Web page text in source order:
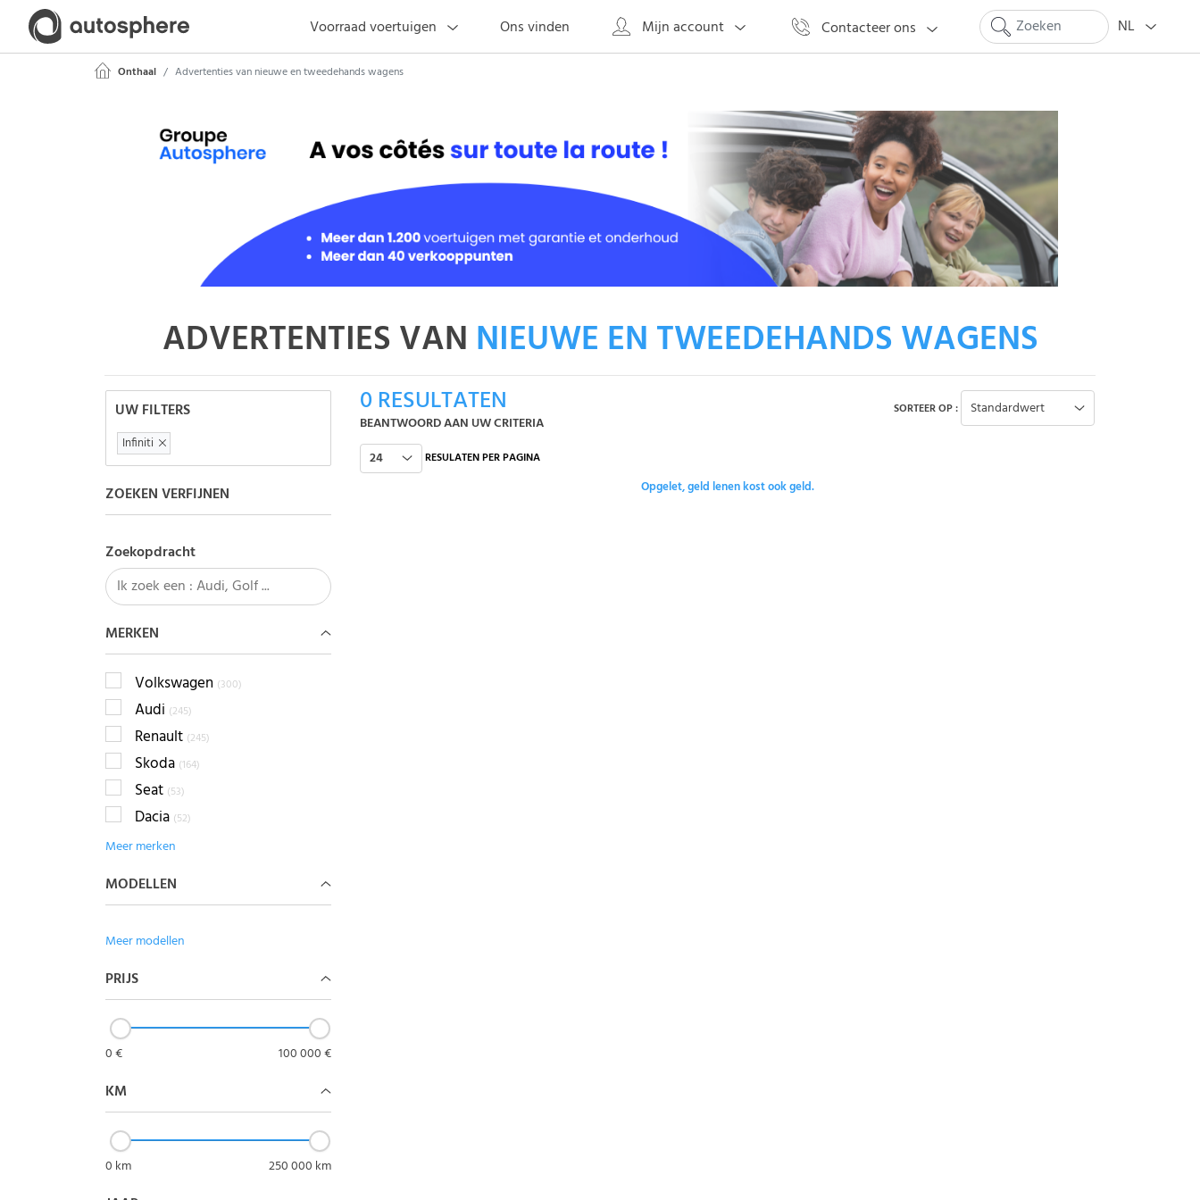
Voorraad voertuigen Ons vinden Mijn account Contacteer ons NL
Onthaal Advertenties van nieuwe en tweedehands wagens
ADVERTENTIES VAN NIEUWE EN TWEEDEHANDS WAGENS
UW FILTERS
Infiniti
ZOEKEN VERFIJNEN
Zoekopdracht
MERKEN
Volkswagen (300)
Audi (245)
Renault (245)
Skoda (164)
Seat (53)
Dacia (52)
Meer merken
MODELLEN
Meer modellen
PRIJS
0 € 100 000 €
KM
0 km 250 000 km
0 RESULTATEN
BEANTWOORD AAN UW CRITERIA
SORTEER OP : Standardwert
24 RESULATEN PER PAGINA
Opgelet, geld lenen kost ook geld.